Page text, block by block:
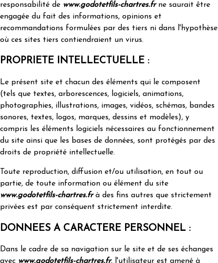
responsabilité de www.godotetfils-chartres.frne saurait être
engagée du fait des informations, opinions et
recommandations formulées par des tiers ni dans l'hypothèse
où ces sites tiers contiendraient un virus.
PROPRIETE INTELLECTUELLE :
Le présent site et chacun des éléments qui le composent
(tels que textes, arborescences, logiciels, animations,
photographies, illustrations, images, vidéos, schémas, bandes
sonores, textes, logos, marques, dessins et modèles), y
compris les éléments logiciels nécessaires au fonctionnement
du site ainsi que les bases de données, sont protégés par des
droits de propriété intellectuelle.
Toute reproduction, diffusion et/ou utilisation, en tout ou
partie, de toute information ou élément du site
www.godotetfils-chartres.frà des fins autres que strictement
privées est par conséquent strictement interdite.
DONNEES A CARACTERE PERSONNEL :
Dans le cadre de sa navigation sur le site et de ses échanges
avec www.godotetfils-chartres.fr, l'utilisateur est amené à